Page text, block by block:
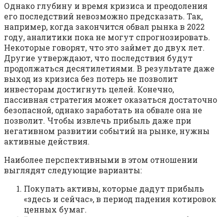
Однако глубину и время кризиса и преодоления
его последствий невозможно предсказать. Так,
например, когда закончится обвал рынка в 2022
году, аналитики пока не могут спрогнозировать.
Некоторые говорят, что это займет до двух лет.
Другие утверждают, что последствия будут
продолжаться десятилетиями. В результате даже
выход из кризиса без потерь не позволит
инвесторам достигнуть целей. Конечно,
пассивная стратегия может оказаться достаточно
безопасной, однако заработать на обвале она не
позволит. Чтобы извлечь прибыль даже при
негативном развитии событий на рынке, нужны
активные действия.
Наиболее перспективными в этом отношении
выглядят следующие варианты:
Покупать активы, которые дадут прибыль
«здесь и сейчас», в период падения котировок
ценных бумаг.